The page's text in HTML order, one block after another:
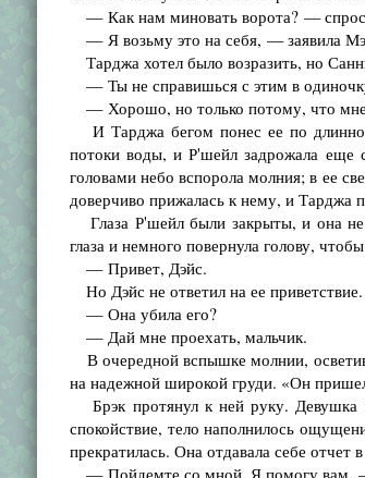
— Как нам миновать ворота? —
— Я возьму это на себя, — заявила
Тарджа хотел было возразить, но
— Ты не справишься с этим в
— Хорошо, но только потому, что мне
И Тарджа бегом понес ее по
потоки воды, и Р'шейл задрожала еще
головами небо вспорола молния; в ее
доверчиво прижалась к нему, и Тарджа
Глаза Р'шейл были закрыты, и она не
глаза и немного повернула голову,
— Привет, Дэйс.
Но Дэйс не ответил на ее
— Она убила его?
— Дай мне проехать, мальчик.
В очередной вспышке молнии,
на надежной широкой груди. «Он
Брэк протянул к ней руку. Девушка
спокойствие, тело наполнилось
прекратилась. Она отдавала себе
— Пойдемте со мной. Я помогу вам, —